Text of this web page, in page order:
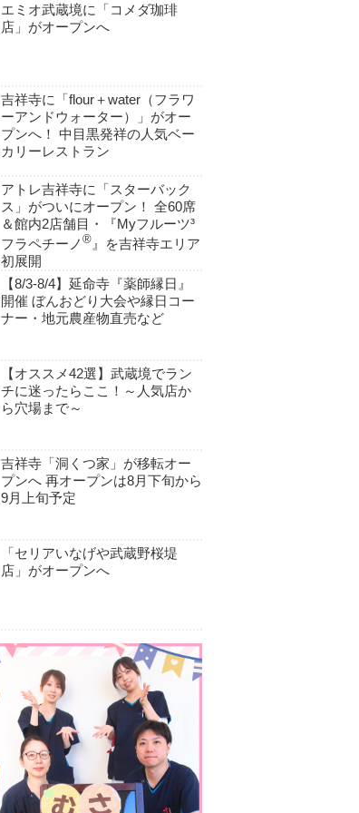
エミオ武蔵境に「コメダ珈琲
店」がオープンへ
吉祥寺に「flour＋water（フラワ
ーアンドウォーター）」がオー
プンへ！ 中目黒発祥の人気ベー
カリーレストラン
アトレ吉祥寺に「スターバック
ス」がついにオープン！ 全60席
＆館内2店舗目・『Myフルーツ³
フラペチーノ ®』を吉祥寺エリア
初展開
【8/3-8/4】延命寺『薬師縁日』
開催 ぼんおどり大会や縁日コー
ナー・地元農産物直売など
【オススメ42選】武蔵境でラン
チに迷ったらここ！～人気店か
ら穴場まで～
吉祥寺「洞くつ家」が移転オー
プンへ 再オープンは8月下旬から
9月上旬予定
「セリアいなげや武蔵野桜堤
店」がオープンへ